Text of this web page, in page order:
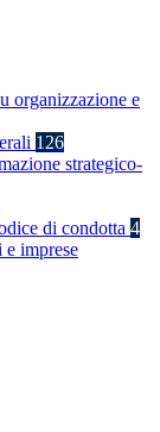
organizzazione e
126
strategico-
di condotta 4
imprese